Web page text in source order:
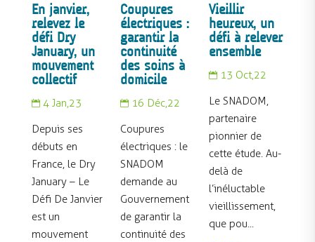
En janvier,
relevez le
défi Dry
January, un
mouvement
collectif
 4 Jan,23
Depuis ses
débuts en
France, le Dry
January – Le
Défi De Janvier
est un
mouvement
Coupures
électriques :
garantir la
continuité
des soins à
domicile
 16 Déc,22
Coupures
électriques : le
SNADOM
demande au
Gouvernement
de garantir la
continuité des
Vieillir
heureux, un
défi à relever
ensemble
 13 Oct,22
Le SNADOM,
partenaire
pionnier de
cette étude. Au-
delà de
l’inéluctable
vieillissement,
que pou...